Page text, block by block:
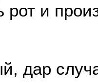
рот и
дар